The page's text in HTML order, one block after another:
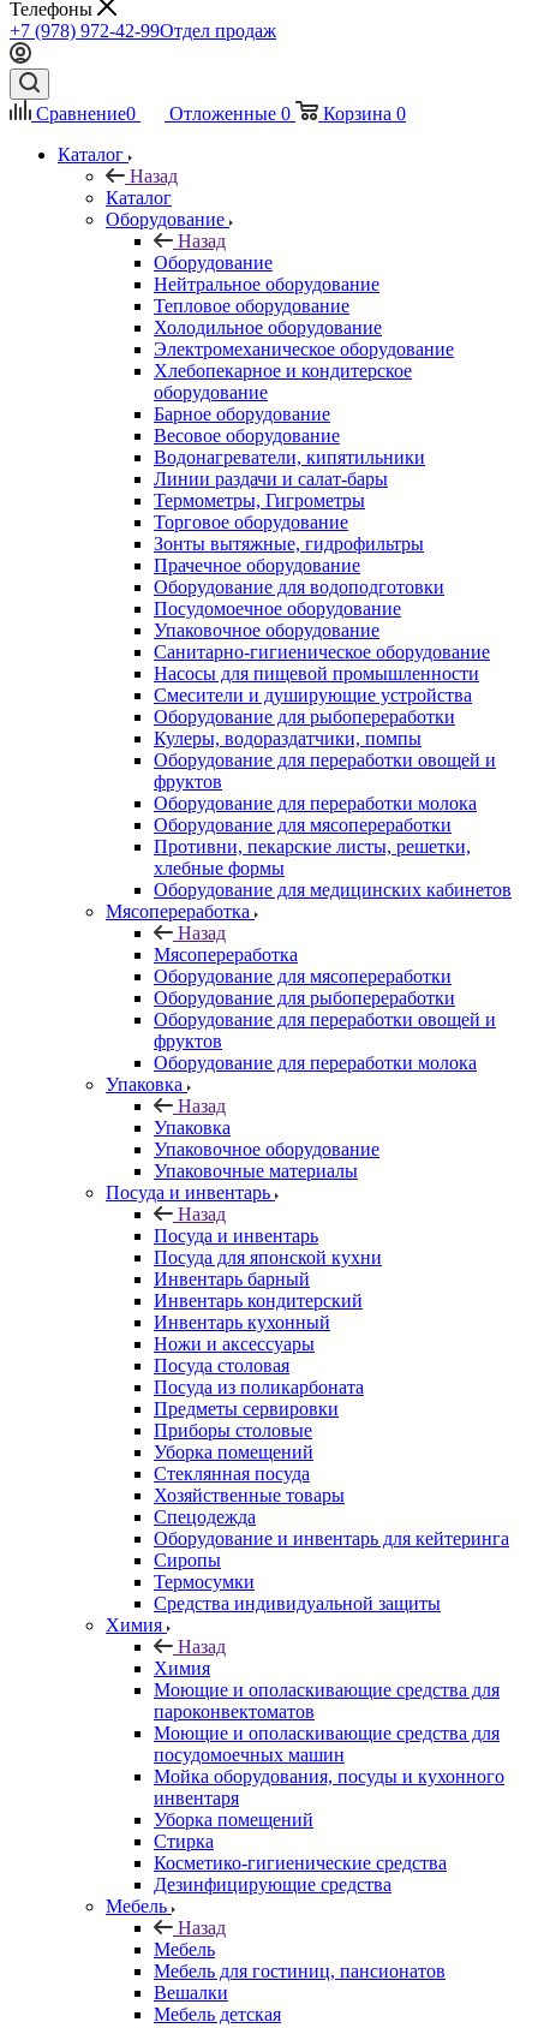
Телефоны
+7 (978) 972-42-99Отдел продаж
Сравнение0 Отложенные 0 Корзина 0
Каталог
Назад
Каталог
Оборудование
Назад
Оборудование
Нейтральное оборудование
Тепловое оборудование
Холодильное оборудование
Электромеханическое оборудование
Хлебопекарное и кондитерское
оборудование
Барное оборудование
Весовое оборудование
Водонагреватели, кипятильники
Линии раздачи и салат-бары
Термометры, Гигрометры
Торговое оборудование
Зонты вытяжные, гидрофильтры
Прачечное оборудование
Оборудование для водоподготовки
Посудомоечное оборудование
Упаковочное оборудование
Санитарно-гигиеническое оборудование
Насосы для пищевой промышленности
Смесители и душирующие устройства
Оборудование для рыбопереработки
Кулеры, водораздатчики, помпы
Оборудование для переработки овощей и
фруктов
Оборудование для переработки молока
Оборудование для мясопереработки
Противни, пекарские листы, решетки,
хлебные формы
Оборудование для медицинских кабинетов
Мясопереработка
Назад
Мясопереработка
Оборудование для мясопереработки
Оборудование для рыбопереработки
Оборудование для переработки овощей и
фруктов
Оборудование для переработки молока
Упаковка
Назад
Упаковка
Упаковочное оборудование
Упаковочные материалы
Посуда и инвентарь
Назад
Посуда и инвентарь
Посуда для японской кухни
Инвентарь барный
Инвентарь кондитерский
Инвентарь кухонный
Ножи и аксессуары
Посуда столовая
Посуда из поликарбоната
Предметы сервировки
Приборы столовые
Уборка помещений
Стеклянная посуда
Хозяйственные товары
Спецодежда
Оборудование и инвентарь для кейтеринга
Сиропы
Термосумки
Средства индивидуальной защиты
Химия
Назад
Химия
Моющие и ополаскивающие средства для
пароконвектоматов
Моющие и ополаскивающие средства для
посудомоечных машин
Мойка оборудования, посуды и кухонного
инвентаря
Уборка помещений
Стирка
Косметико-гигиенические средства
Дезинфицирующие средства
Мебель
Назад
Мебель
Мебель для гостиниц, пансионатов
Вешалки
Мебель детская